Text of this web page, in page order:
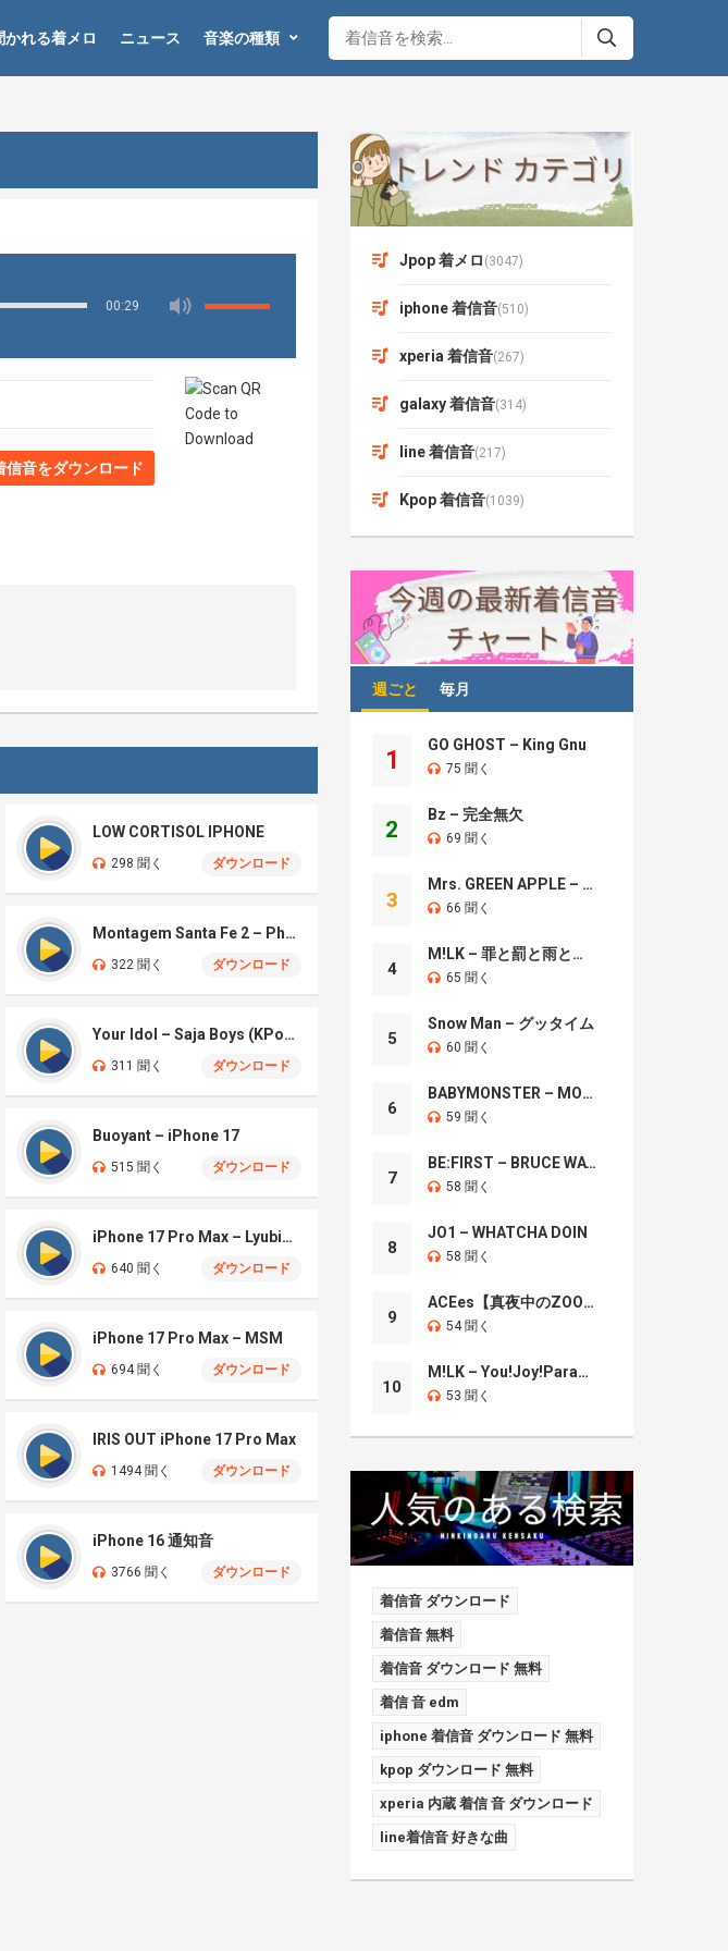
かれる着メロ ニュース 音楽の種類
00:29
信音をダウンロード
LOW CORTISOL IPHONE
298 聞く ダウンロード
Montagem Santa Fe 2 – Phonk (iPhone)
322 聞く ダウンロード
Your Idol – Saja Boys (KPop Demon Hunters iPhone)
311 聞く ダウンロード
Buoyant – iPhone 17
515 聞く ダウンロード
iPhone 17 Pro Max – Lyubimka
640 聞く ダウンロード
iPhone 17 Pro Max – MSM
694 聞く ダウンロード
IRIS OUT iPhone 17 Pro Max
1494 聞く ダウンロード
iPhone 16 通知音
3766 聞く ダウンロード
Jpop 着メロ (3047)
iphone 着信音(510)
xperia 着信音(267)
galaxy 着信音(314)
line 着信音(217)
Kpop 着信音(1039)
週ごと 毎月
1
GO GHOST – King Gnu
75 聞く
2
Bz – 完全無欠
69 聞く
3
Mrs. GREEN APPLE – Brand New
66 聞く
4
M!LK – 罪と罰と雨とキス
65 聞く
5
Snow Man – グッタイム
60 聞く
6
BABYMONSTER – MOON
59 聞く
7
BE:FIRST – BRUCE WAYNE
58 聞く
8
JO1 – WHATCHA DOIN
58 聞く
9
ACEes【真夜中のZOO】
54 聞く
10
M!LK – You!Joy!Parade!
53 聞く
着信音 ダウンロード
着信音 無料
着信音 ダウンロード 無料
着信 音 edm
iphone 着信音 ダウンロード 無料
kpop ダウンロード 無料
xperia 内蔵 着信 音 ダウンロード
line着信音 好きな曲